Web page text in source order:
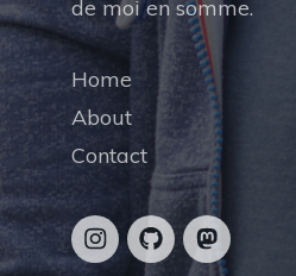
de moi en somme.
Home
About
Contact